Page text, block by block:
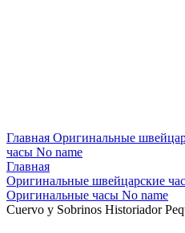
Главная Оригинальные
часы No name
Главная
Оригинальные швейцарские
Оригинальные часы No name
Cuervo y Sobrinos Historiador